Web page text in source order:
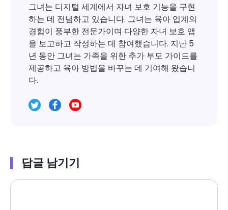
그녀는 디지털 세계에서 자녀 보호 기능을 구현
하는 데 전념하고 있습니다. 그녀는 육아 업계의
경험이 풍부한 전문가이며 다양한 자녀 보호 앱
을 보고하고 작성하는 데 참여했습니다. 지난 5
년 동안 그녀는 가족을 위한 추가 부모 가이드를
제공하고 육아 방법을 바꾸는 데 기여해 왔습니
다.
답글 남기기